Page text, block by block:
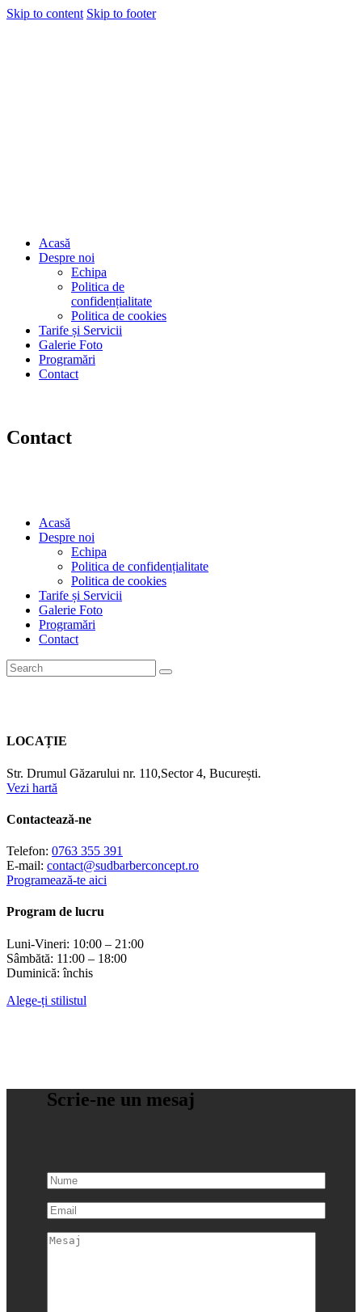
Skip to content Skip to footer
Acasă
Despre noi
Echipa
Politica de
confidențialitate
Politica de cookies
Tarife și Servicii
Galerie Foto
Programări
Contact
Contact
Acasă
Despre noi
Echipa
Politica de confidențialitate
Politica de cookies
Tarife și Servicii
Galerie Foto
Programări
Contact
LOCAȚIE
Str. Drumul Găzarului nr. 110,Sector 4, București.
Vezi hartă
Contactează-ne
Telefon: 0763 355 391
E-mail: contact@sudbarberconcept.ro
Programează-te aici
Program de lucru
Luni-Vineri: 10:00 – 21:00
Sâmbătă: 11:00 – 18:00
Duminică: închis
Alege-ți stilistul
Scrie-ne un mesaj